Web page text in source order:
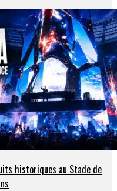
historiques au Stade de